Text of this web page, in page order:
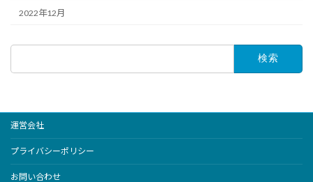
2022年12月
運営会社
プライバシーポリシー
お問い合わせ